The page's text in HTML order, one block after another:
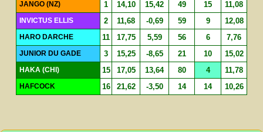
JANGO (NZ) 1 14,10 15,42 49 15 11,08
INVICTUS ELLIS 2 11,68 -0,69 59 9 12,08
HARO DARCHE 11 17,75 5,59 56 6 7,76
JUNIOR DU GADE 3 15,25 -8,65 21 10 15,02
HAKA (CHI) 15 17,05 13,64 80 4 11,78
HAFCOCK 16 21,62 -3,50 14 14 10,26